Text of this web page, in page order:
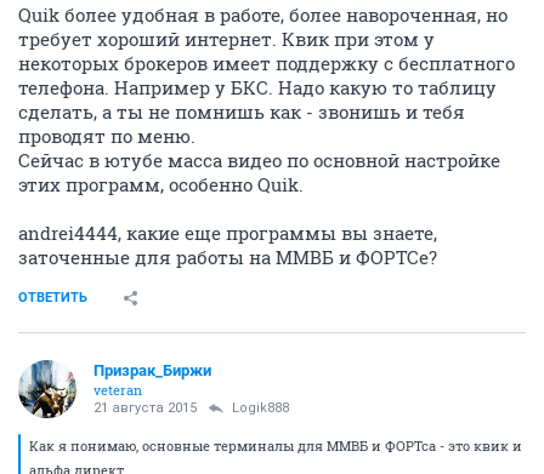
Quik более удобная в работе, более навороченная, но
требует хороший интернет. Квик при этом у
некоторых брокеров имеет поддержку с бесплатного
телефона. Например у БКС. Надо какую то таблицу
сделать, а ты не помнишь как - звонишь и тебя
проводят по меню.
Сейчас в ютубе масса видео по основной настройке
этих программ, особенно Quik.
andrei4444, какие еще программы вы знаете,
заточенные для работы на ММВБ и ФОРТСе?
ОТВЕТИТЬ
Призрак_Биржи
veteran
21 августа 2015 Logik888
Как я понимаю, основные терминалы для ММВБ и ФОРТса - это квик и
альфа директ....